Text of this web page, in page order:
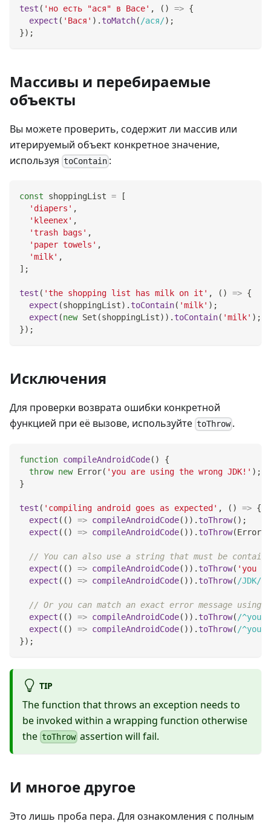
test ( 'но есть "ася" в Васе' , ( ) => {
expect ( 'Вася' ) . toMatch( /ася/) ;
}) ;
Массивы и перебираемые
объекты
Вы можете проверить, содержит ли массив или
итерируемый объект конкретное значение,
используя toContain :
const shoppingList =
[
'diapers' ,
'kleenex' ,
'trash bags' ,
'paper towels' ,
'milk' ,
] ;
test ( 'the shopping list has milk on it' , ( ) => {
expect (shoppingList) . toContain( 'milk' ) ;
expect (new Set (shoppingList) ) . toContain( 'milk' ) ;
}) ;
Исключения
Для проверки возврата ошибки конкретной
функцией при её вызове, используйте toThrow .
function compileAndroidCode( )
{
throw new Error( 'you are using the wrong JDK!' ) ;
}
test ( 'compiling android goes as expected' , ( ) => {
expect ( ( ) => compileAndroidCode( ) ) . toThrow( ) ;
expect ( ( ) => compileAndroidCode( ) ) . toThrow(Error
// You can also use a string that must be
expect ( ( ) => compileAndroidCode( ) ) . toThrow( 'you
expect ( ( ) => compileAndroidCode( ) ) . toThrow( /JDK/
// Or you can match an exact error message using
expect ( ( ) => compileAndroidCode( ) ) . toThrow( /^you
expect ( ( ) => compileAndroidCode( ) ) . toThrow( /^you
}) ;
TIP
The function that throws an exception needs to
be invoked within a wrapping function otherwise
the toThrow assertion will fail.
И многое другое
Это лишь проба пера. Для ознакомления с полным